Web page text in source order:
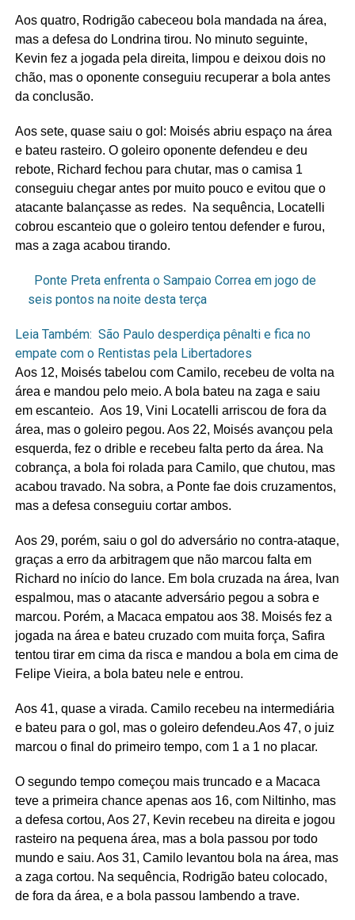
Aos quatro, Rodrigão cabeceou bola mandada na área,
mas a defesa do Londrina tirou. No minuto seguinte,
Kevin fez a jogada pela direita, limpou e deixou dois no
chão, mas o oponente conseguiu recuperar a bola antes
da conclusão.
Aos sete, quase saiu o gol: Moisés abriu espaço na área
e bateu rasteiro. O goleiro oponente defendeu e deu
rebote, Richard fechou para chutar, mas o camisa 1
conseguiu chegar antes por muito pouco e evitou que o
atacante balançasse as redes. Na sequência, Locatelli
cobrou escanteio que o goleiro tentou defender e furou,
mas a zaga acabou tirando.
Ponte Preta enfrenta o Sampaio Correa em jogo de
seis pontos na noite desta terça
Leia Também: São Paulo desperdiça pênalti e fica no
empate com o Rentistas pela Libertadores
Aos 12, Moisés tabelou com Camilo, recebeu de volta na
área e mandou pelo meio. A bola bateu na zaga e saiu
em escanteio. Aos 19, Vini Locatelli arriscou de fora da
área, mas o goleiro pegou. Aos 22, Moisés avançou pela
esquerda, fez o drible e recebeu falta perto da área. Na
cobrança, a bola foi rolada para Camilo, que chutou, mas
acabou travado. Na sobra, a Ponte fae dois cruzamentos,
mas a defesa conseguiu cortar ambos.
Aos 29, porém, saiu o gol do adversário no contra-ataque,
graças a erro da arbitragem que não marcou falta em
Richard no início do lance. Em bola cruzada na área, Ivan
espalmou, mas o atacante adversário pegou a sobra e
marcou. Porém, a Macaca empatou aos 38. Moisés fez a
jogada na área e bateu cruzado com muita força, Safira
tentou tirar em cima da risca e mandou a bola em cima de
Felipe Vieira, a bola bateu nele e entrou.
Aos 41, quase a virada. Camilo recebeu na intermediária
e bateu para o gol, mas o goleiro defendeu.Aos 47, o juiz
marcou o final do primeiro tempo, com 1 a 1 no placar.
O segundo tempo começou mais truncado e a Macaca
teve a primeira chance apenas aos 16, com Niltinho, mas
a defesa cortou, Aos 27, Kevin recebeu na direita e jogou
rasteiro na pequena área, mas a bola passou por todo
mundo e saiu. Aos 31, Camilo levantou bola na área, mas
a zaga cortou. Na sequência, Rodrigão bateu colocado,
de fora da área, e a bola passou lambendo a trave.